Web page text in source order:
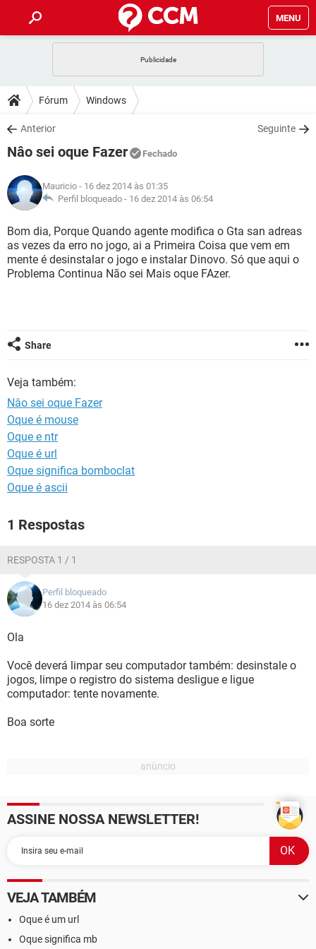
MENU
CELULAR
OUTLOOK
INSTAGRAM GMAIL
GUIA DE COMPRAS
DICAS
JOGOS
INSTAGRAM
GUIA DE COMPRAS
DOWNLOADS
JOGOS WHATSAPP
CELULAR
OUTLOOK EXCEL
INSTAGRAM GMAIL
GUIA DE COMPRAS
JOGOS
CELULAR
OUTLOOK EXCEL
INSTAGRAM GMAIL
GLOSSÁRIO
JOGOS WHATSAPP
CELULAR FACEBOOK
OUTLOOK EXCEL
Fórum Windows
Anterior Seguinte
Nâo sei oque Fazer Fechado
Mauricio - 16 dez 2014 às 01:35
Perfil bloqueado - 16 dez 2014 às 06:54
Bom dia, Porque Quando agente modifica o Gta san adreas
as vezes da erro no jogo, ai a Primeira Coisa que vem em
mente é desinstalar o jogo e instalar Dinovo. Só que aqui o
Problema Continua Não sei Mais oque FAzer.
Share
Veja também:
Nâo sei oque Fazer
Oque é mouse
Oque e ntr
Oque é url
Oque significa bomboclat
Oque é ascii
1 Respostas
RESPOSTA 1 / 1
Perfil bloqueado
16 dez 2014 às 06:54
Ola
Você deverá limpar seu computador também: desinstale o
jogos, limpe o registro do sistema desligue e ligue
computador: tente novamente.
Boa sorte
ASSINE NOSSA NEWSLETTER!
VEJA TAMBÉM
Oque é um url
Oque significa mb